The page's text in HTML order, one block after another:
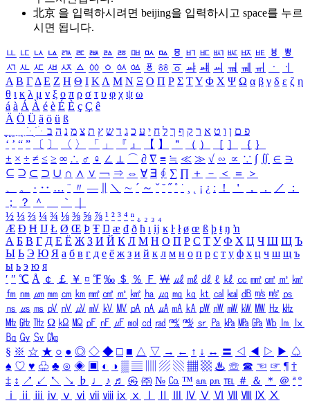
北京 을 입력하시려면 beijing을 입력하시고 space를 누르
시면 됩니다.
ㅥ ㅦ ㅧ ㅨ ㅩ ㅪ ㅫ ㅬ ㅭ ㅮ ㅯ ㅰ ㅱ ㅲ ㅳ ㅴ ㅵ ㅶ ㅷ ㅸ
ㅹ
ㅺ ㅻ ㅼ ㅽ ㅾ ㅿ ㆀ ㆁ ㆂ ㆃ ㆄ ㆅ ㆆ ㆇ ㆈ ㆉ ㆊ ㆋ ㆌ ㆍ
ㆎ
Α Β ΓΔ Ε Ζ Η Θ Ι ΚΛ Μ Ν Ξ Ο Π Ρ Σ ΤΥ Φ Χ Ψ Ω α β γ δ ε ζ η
θ ι κ λ μ ν ξ ο π ρ σ τ υ φ χ ψ ω
á à Á À é è É È ç Ç ê
Ä Ö Ü ä ö ü ß
ִֶֹ ֻּ ׁׂ פ ם ן ו ט א ר ק ף ך ל ח י ע כ ג ד ש ץ ת צ מ נ ה ב
‘ ’ “ ” 〔 〕 〈 〉 「 」 『 』 【 】 ＂ （ ） ［ ］ ｛ ｝
± × ÷ ≠ ≤ ≥ ∞ ∴ ♂ ♀ ∠ ⊥ ⌒ ∂ ∇ ≡ ≒ ≪ ≫ √ ∽ ∝ ∵ ∫ ∬ ∈ ∋
⊆ ⊇ ⊂ ⊃ ∪ ∩ ∧ ∨ ￢ ⇒ ⇔ ∀ ∃ ∮ ∑ ∏ ＋ － ＜ ＝
＞
、
。 · ‥ … ¨ 〃 ― ＼ ∼ ´ ～ ˇ ˘ ˝ ˚ ˙ ¸ ¡ ¿ ː ！ ＇ ， ． ／
：
；
？ ＾ ｀
½ ⅓ ⅔ ¼ ¾ ⅛ ⅜ ⅝ ⅞ ¹ ² ³ ⁴ ⁿ ₁ ₂ ₃ ₄
Æ Ð Ħ Ĳ Ł Ø Œ Þ Ŧ Ŋ æ đ ð ħ ı ĳ ĸ ŀ ł ø œ ß þ ŧ ŋ ŉ
А Б В Г Д Е Ё Ж З И Й К Л М Н О П Р С Т У Ф Х Ц Ч Ш Щ Ъ
Ы Ь Э Ю Я а б в г д е ё ж з и й к л м н о п р с т у ф х ц ч ш щ ъ
ы ь э ю я
′ ″ ℃ Å ￠ ￡ ￥ ¤ ℉ ‰ ＄ ％ Ｆ ￦ ㎕ ㎖ ㎗ ℓ ㎘ ㏄ ㎣ ㎤ ㎥ ㎦
㎙ ㎚ ㎛ ㎜ ㎝ ㎞ ㎟ ㎠ ㎡ ㎢ ㏊ ㎍ ㎎ ㎏ ㏏ ㎈ ㎉ ㏈ ㎧ ㎨ ㎰
㎱ ㎲ ㎳ ㎴ ㎵ ㎶ ㎷ ㎸ ㎹ ㎀ ㎁ ㎂ ㎃ ㎄ ㎺ ㎻ ㎽ ㎾ ㎿ ㎐ ㎑
㎒ ㎓ ㎔ Ω ㏀ ㏁ ㎊ ㎋ ㎌ ㏖ ㏅ ㎭ ㎮ ㎯ ㏛ ㎩ ㎪ ㎫ ㎬ ㏝ ㏐
㏓
㏃ ㏉ ㏜ ㏆
§ ※ ☆ ★ ○ ● ◎ ◇ ◆ □ ■ △ ▽ → ← ↑ ↓ ↔ 〓 ◁ ◀ ▷ ▶ ♤
♠ ♡ ♥ ♧ ♣ ⊙ ◈ ▣ ◐ ◑ ▒ ▤ ▨ ▧ ▦ ▩ ♨ ☏ ☎ ☜ ☞ ¶ †
‡ ↕ ↗ ↙ ↖ ↘ ♭ ♩ ♪ ♬ ㉿ ㈜ № ㏇ ™ ㏂ ㏘ ℡ ＃ ＆ ＊ ＠ ª º
ⅰ
ⅱ ⅲ ⅳ ⅴ ⅵ ⅶ ⅷ ⅸ ⅹ Ⅳ Ⅴ Ⅵ Ⅶ Ⅷ Ⅸ Ⅹ